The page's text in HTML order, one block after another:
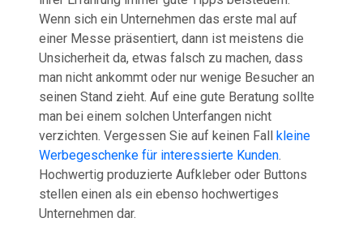
Wenn sich ein Unternehmen das erste mal auf
einer Messe präsentiert, dann ist meistens die
Unsicherheit da, etwas falsch zu machen, dass
man nicht ankommt oder nur wenige Besucher an
seinen Stand zieht. Auf eine gute Beratung sollte
man bei einem solchen Unterfangen nicht
verzichten. Vergessen Sie auf keinen Fall kleine
Werbegeschenke für interessierte Kunden.
Hochwertig produzierte Aufkleber oder Buttons
stellen einen als ein ebenso hochwertiges
Unternehmen dar.